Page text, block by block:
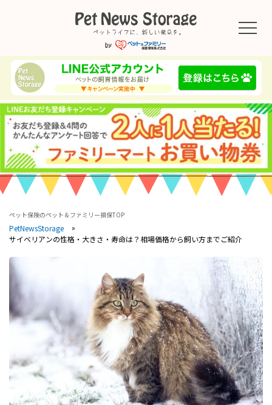
ペット保険のペット＆ファミリー損保TOP
PetNewsStorage
サイベリアンの性格・大きさ・寿命は？相場価格から飼い方までご紹介